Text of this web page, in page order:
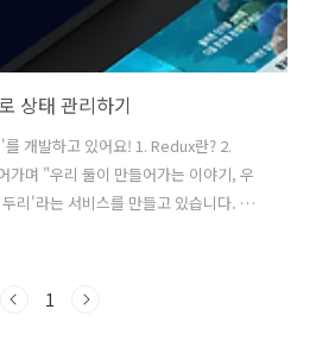
상태 관리하기
개발하고 있어요! 1. Redux란? 2.
가며 "우리 둘이 만들어가는 이야기, 우
리'라는 서비스를 만들고 있습니다. 우
'아동용 릴레이 동화 창작 서비스'예요.
사용하는 우리 서비스도 많은 학우들의
1